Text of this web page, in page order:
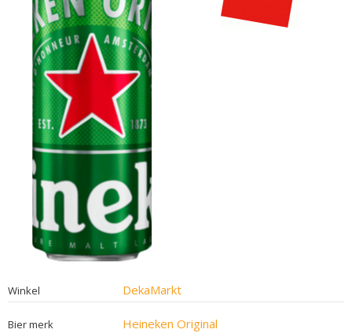
Winkel DekaMarkt
Bier merk Heineken Original